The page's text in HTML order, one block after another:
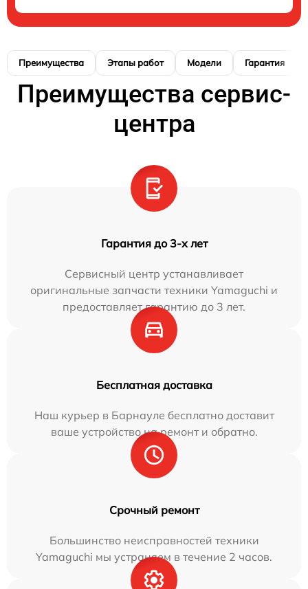
Преимущества Этапы работ Модели Гарантия
Преимущества сервис-
центра
Гарантия до 3-х лет
Сервисный центр устанавливает
оригинальные запчасти техники Yamaguchi и
предоставляет гарантию до 3 лет.
Бесплатная доставка
Наш курьер в Барнауле бесплатно доставит
ваше устройство на ремонт и обратно.
Срочный ремонт
Большинство неисправностей техники
Yamaguchi мы устраняем в течение 2 часов.